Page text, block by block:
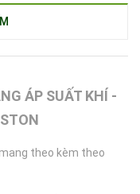
ÁP SUẤT KHÍ -
theo kèm theo